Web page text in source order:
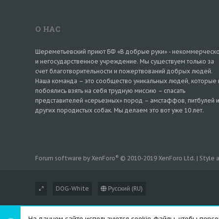
О НАС
Шереметьевский приют БФ «В добрые руки» -
и негосударственное учреждение. Мы существуем только за
счет благотворительности и пожертвований добрых людей.
Наша команда – это сообщество уникальных людей, которые
побоялись взять на себя трудную миссию – спасать
представителей «серьезных» пород – амстаффов, питбулей и
других породистых собак. Мы делаем это вот уже 10 лет.
DOG-White Русский (RU)
Forum software by XenForo® © 2010-2019 XenForo Ltd. | Style